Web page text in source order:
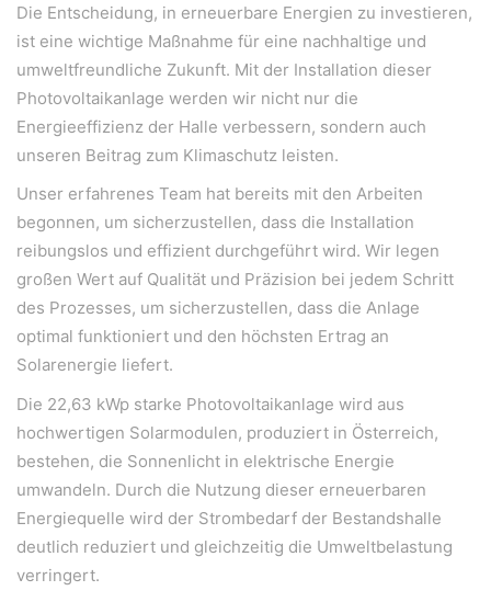
Die Entscheidung, in erneuerbare Energien zu investieren,
ist eine wichtige Maßnahme für eine nachhaltige und
umweltfreundliche Zukunft. Mit der Installation dieser
Photovoltaikanlage werden wir nicht nur die
Energieeffizienz der Halle verbessern, sondern auch
unseren Beitrag zum Klimaschutz leisten.
Unser erfahrenes Team hat bereits mit den Arbeiten
begonnen, um sicherzustellen, dass die Installation
reibungslos und effizient durchgeführt wird. Wir legen
großen Wert auf Qualität und Präzision bei jedem Schritt
des Prozesses, um sicherzustellen, dass die Anlage
optimal funktioniert und den höchsten Ertrag an
Solarenergie liefert.
Die 22,63 kWp starke Photovoltaikanlage wird aus
hochwertigen Solarmodulen, produziert in Österreich,
bestehen, die Sonnenlicht in elektrische Energie
umwandeln. Durch die Nutzung dieser erneuerbaren
Energiequelle wird der Strombedarf der Bestandshalle
deutlich reduziert und gleichzeitig die Umweltbelastung
verringert.